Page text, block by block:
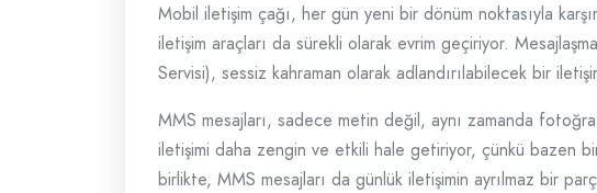
Mobil iletişim çağı, her gün yeni bir dönüm noktasıyla
iletişim araçları da sürekli olarak evrim geçiriyor.
Servisi), sessiz kahraman olarak adlandırılabilecek bir
MMS mesajları, sadece metin değil, aynı zamanda
iletişimi daha zengin ve etkili hale getiriyor, çünkü bazen
birlikte, MMS mesajları da günlük iletişimin ayrılmaz bir